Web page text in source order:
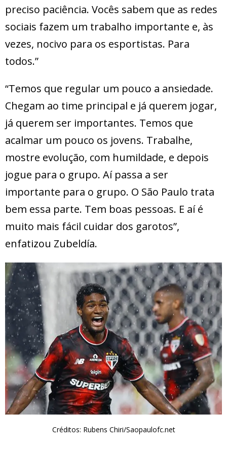
preciso paciência. Vocês sabem que as redes
sociais fazem um trabalho importante e, às
vezes, nocivo para os esportistas. Para
todos.”
“Temos que regular um pouco a ansiedade.
Chegam ao time principal e já querem jogar,
já querem ser importantes. Temos que
acalmar um pouco os jovens. Trabalhe,
mostre evolução, com humildade, e depois
jogue para o grupo. Aí passa a ser
importante para o grupo. O São Paulo trata
bem essa parte. Tem boas pessoas. E aí é
muito mais fácil cuidar dos garotos”,
enfatizou Zubeldía.
Créditos: Rubens Chiri/Saopaulofc.net